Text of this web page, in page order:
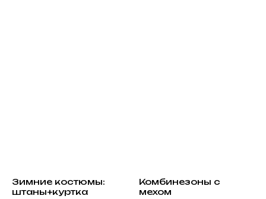
Зимние костюмы:
штаны+куртка
Комбинезоны с
мехом